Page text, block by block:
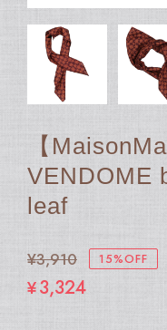
【
VENDOME
leaf
¥3,910 15%OFF
¥3,324